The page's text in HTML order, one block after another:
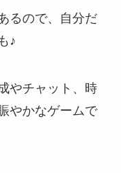
るので、自分だ
♪
やチャット、時
やかなゲームで